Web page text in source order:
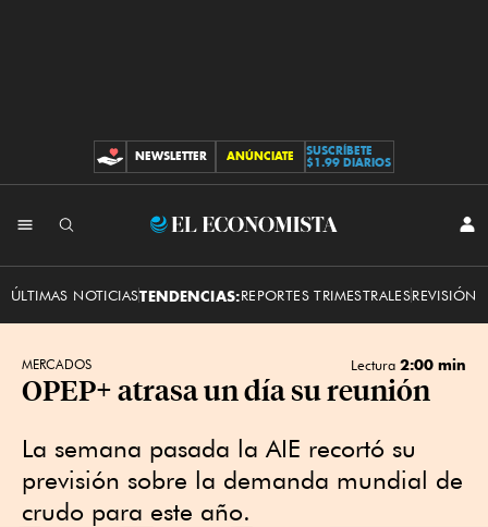
CONTRIBUCIONES
NEWSLETTER ANÚNCIATE
SUSCRÍBETE
$1.99 DIARIOS
El
ÚLTIMAS NOTICIASTENDENCIAS:REPORTES TRIMESTRALESREVISIÓN
MERCADOS Lectura 2:00 min
OPEP+ atrasa un día su reunión
La semana pasada la AIE recortó su
previsión sobre la demanda mundial de
crudo para este año.